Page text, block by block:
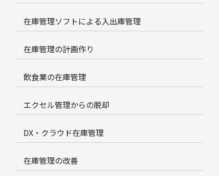
在庫管理ソフトによる入出庫管理
在庫管理の計画作り
飲食業の在庫管理
エクセル管理からの脱却
DX・クラウド在庫管理
在庫管理の改善